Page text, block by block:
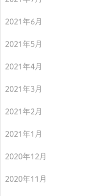
2021年6月
2021年5月
2021年4月
2021年3月
2021年2月
2021年1月
2020年12月
2020年11月